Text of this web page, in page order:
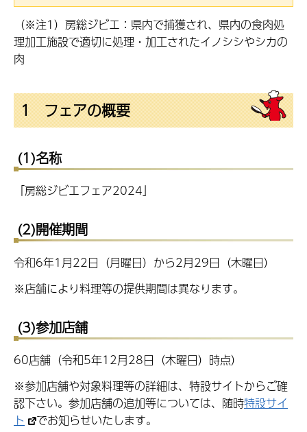
（※注1）房総ジビエ：県内で捕獲され、県内の食肉処
理加工施設で適切に処理・加工されたイノシシやシカの
肉
1 フェアの概要
(1)名称
「房総ジビエフェア2024」
(2)開催期間
令和6年1月22日（月曜日）から2月29日（木曜日）
※店舗により料理等の提供期間は異なります。
(3)参加店舗
60店舗（令和5年12月28日（木曜日）時点）
※参加店舗や対象料理等の詳細は、特設サイトからご確
認下さい。参加店舗の追加等については、随時特設サイ
ト
でお知らせいたします。